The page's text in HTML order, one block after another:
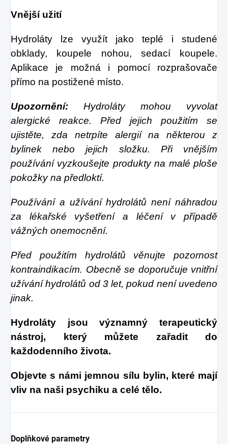
Vnější užití
Hydroláty lze využít jako teplé i studené
obklady, koupele nohou, sedací koupele.
Aplikace je možná i pomocí rozprašovače
přímo na postižené místo.
Upozornění: Hydroláty mohou vyvolat
alergické reakce. Před jejich použitím se
ujistěte, zda netrpíte alergií na některou z
bylinek nebo jejich složku. Při vnějším
používání vyzkoušejte produkty na malé ploše
pokožky na předloktí.
Používání a užívání hydrolátů není náhradou
za lékařské vyšetření a léčení v případě
vážných onemocnění.
Před použitím hydrolátů věnujte pozornost
kontraindikacím. Obecně se doporučuje vnitřní
užívání hydrolátů od 3 let, pokud není uvedeno
jinak.
Hydroláty jsou významný terapeutický
nástroj, který můžete zařadit do
každodenního života.
Objevte s námi jemnou sílu bylin, které mají
vliv na naši psychiku a celé tělo.
Doplňkové parametry